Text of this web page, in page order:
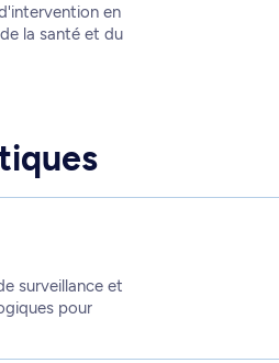
en
la santé et du
surveillance et
pour